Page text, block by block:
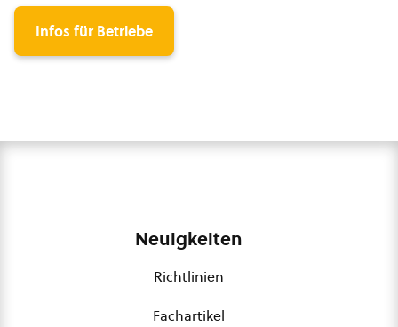
Infos für Betriebe
Neuigkeiten
Richtlinien
Fachartikel